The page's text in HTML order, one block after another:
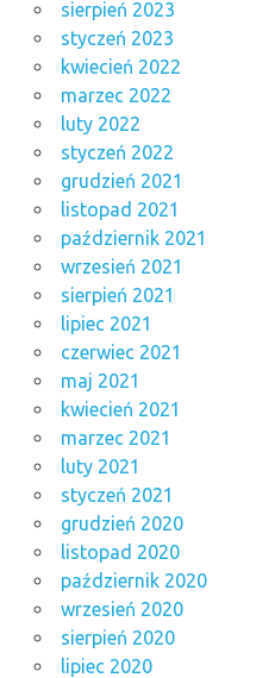
sierpień 2023
styczeń 2023
kwiecień 2022
marzec 2022
luty 2022
styczeń 2022
grudzień 2021
listopad 2021
październik 2021
wrzesień 2021
sierpień 2021
lipiec 2021
czerwiec 2021
maj 2021
kwiecień 2021
marzec 2021
luty 2021
styczeń 2021
grudzień 2020
listopad 2020
październik 2020
wrzesień 2020
sierpień 2020
lipiec 2020